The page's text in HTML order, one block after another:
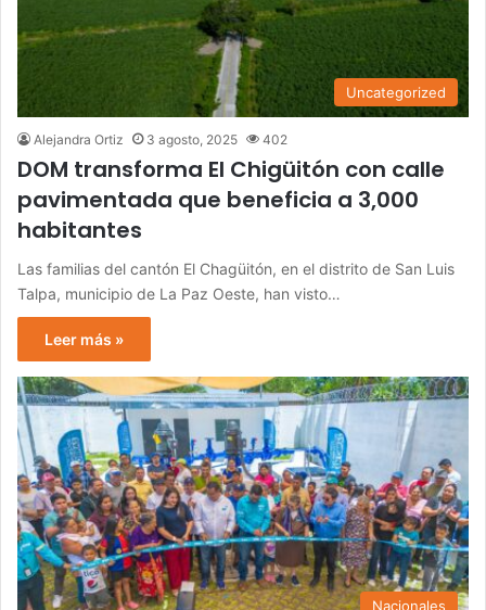
Uncategorized
Alejandra Ortiz 3 agosto, 2025 402
DOM transforma El Chigüitón con calle
pavimentada que beneficia a 3,000
habitantes
Las familias del cantón El Chagüitón, en el distrito de San Luis
Talpa, municipio de La Paz Oeste, han visto…
Leer más »
Nacionales